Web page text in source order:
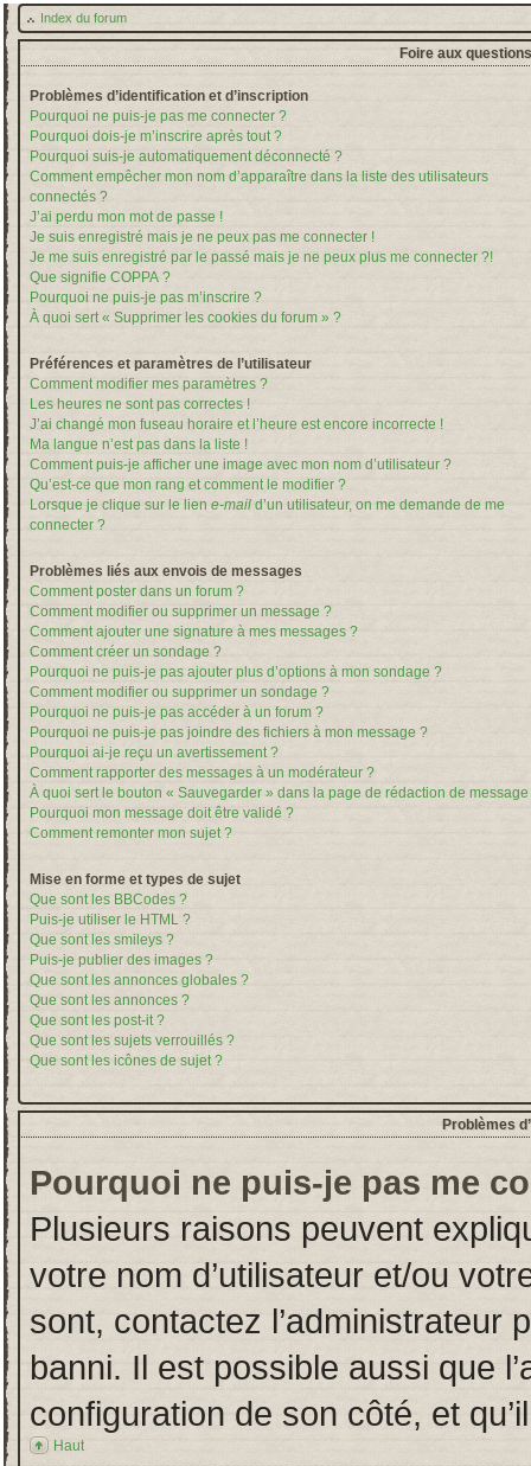
Index du forum
Foire aux
Problèmes d’identification et d’inscription
Pourquoi ne puis-je pas me connecter ?
Pourquoi dois-je m’inscrire après tout ?
Pourquoi suis-je automatiquement déconnecté ?
Comment empêcher mon nom d’apparaître dans la liste des utilisateurs
connectés ?
J’ai perdu mon mot de passe !
Je suis enregistré mais je ne peux pas me connecter !
Je me suis enregistré par le passé mais je ne peux plus me connecter ?!
Que signifie COPPA ?
Pourquoi ne puis-je pas m’inscrire ?
À quoi sert « Supprimer les cookies du forum » ?
Préférences et paramètres de l’utilisateur
Comment modifier mes paramètres ?
Les heures ne sont pas correctes !
J’ai changé mon fuseau horaire et l’heure est encore incorrecte !
Ma langue n’est pas dans la liste !
Comment puis-je afficher une image avec mon nom d’utilisateur ?
Qu’est-ce que mon rang et comment le modifier ?
Lorsque je clique sur le lien e-mail d’un utilisateur, on me demande de me
connecter ?
Problèmes liés aux envois de messages
Comment poster dans un forum ?
Comment modifier ou supprimer un message ?
Comment ajouter une signature à mes messages ?
Comment créer un sondage ?
Pourquoi ne puis-je pas ajouter plus d’options à mon sondage ?
Comment modifier ou supprimer un sondage ?
Pourquoi ne puis-je pas accéder à un forum ?
Pourquoi ne puis-je pas joindre des fichiers à mon message ?
Pourquoi ai-je reçu un avertissement ?
Comment rapporter des messages à un modérateur ?
À quoi sert le bouton « Sauvegarder » dans la page de rédaction de message
Pourquoi mon message doit être validé ?
Comment remonter mon sujet ?
Mise en forme et types de sujet
Que sont les BBCodes ?
Puis-je utiliser le HTML ?
Que sont les smileys ?
Puis-je publier des images ?
Que sont les annonces globales ?
Que sont les annonces ?
Que sont les post-it ?
Que sont les sujets verrouillés ?
Que sont les icônes de sujet ?
Problèmes
Pourquoi ne puis-je pas me
Plusieurs raisons peuvent
votre nom d’utilisateur et/ou
sont, contactez l’administrateur
banni. Il est possible aussi que
configuration de son côté, et
Haut